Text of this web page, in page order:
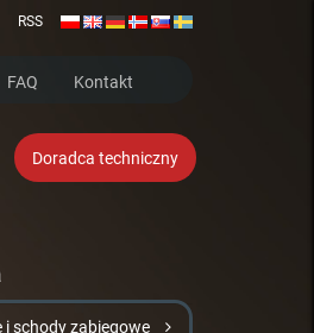
RSS
FAQ Kontakt
Doradca techniczny
i schody zabiegowe